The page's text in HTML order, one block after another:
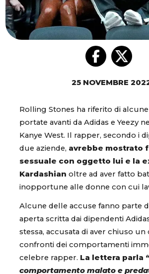
25 NOVEMBRE
Rolling Stones ha riferito di
portate avanti da Adidas e Yeezy
Kanye West. Il rapper, secondo i
due aziende, avrebbe mostrato
sessuale con oggetto lui e la
Kardashian oltre ad aver fatto
inopportune alle donne con cui
Alcune delle accuse fanno parte
aperta scritta dai dipendenti
stessa, accusata di aver chiuso un
confronti dei comportamenti
celebre rapper. La lettera parla
comportamento malato e